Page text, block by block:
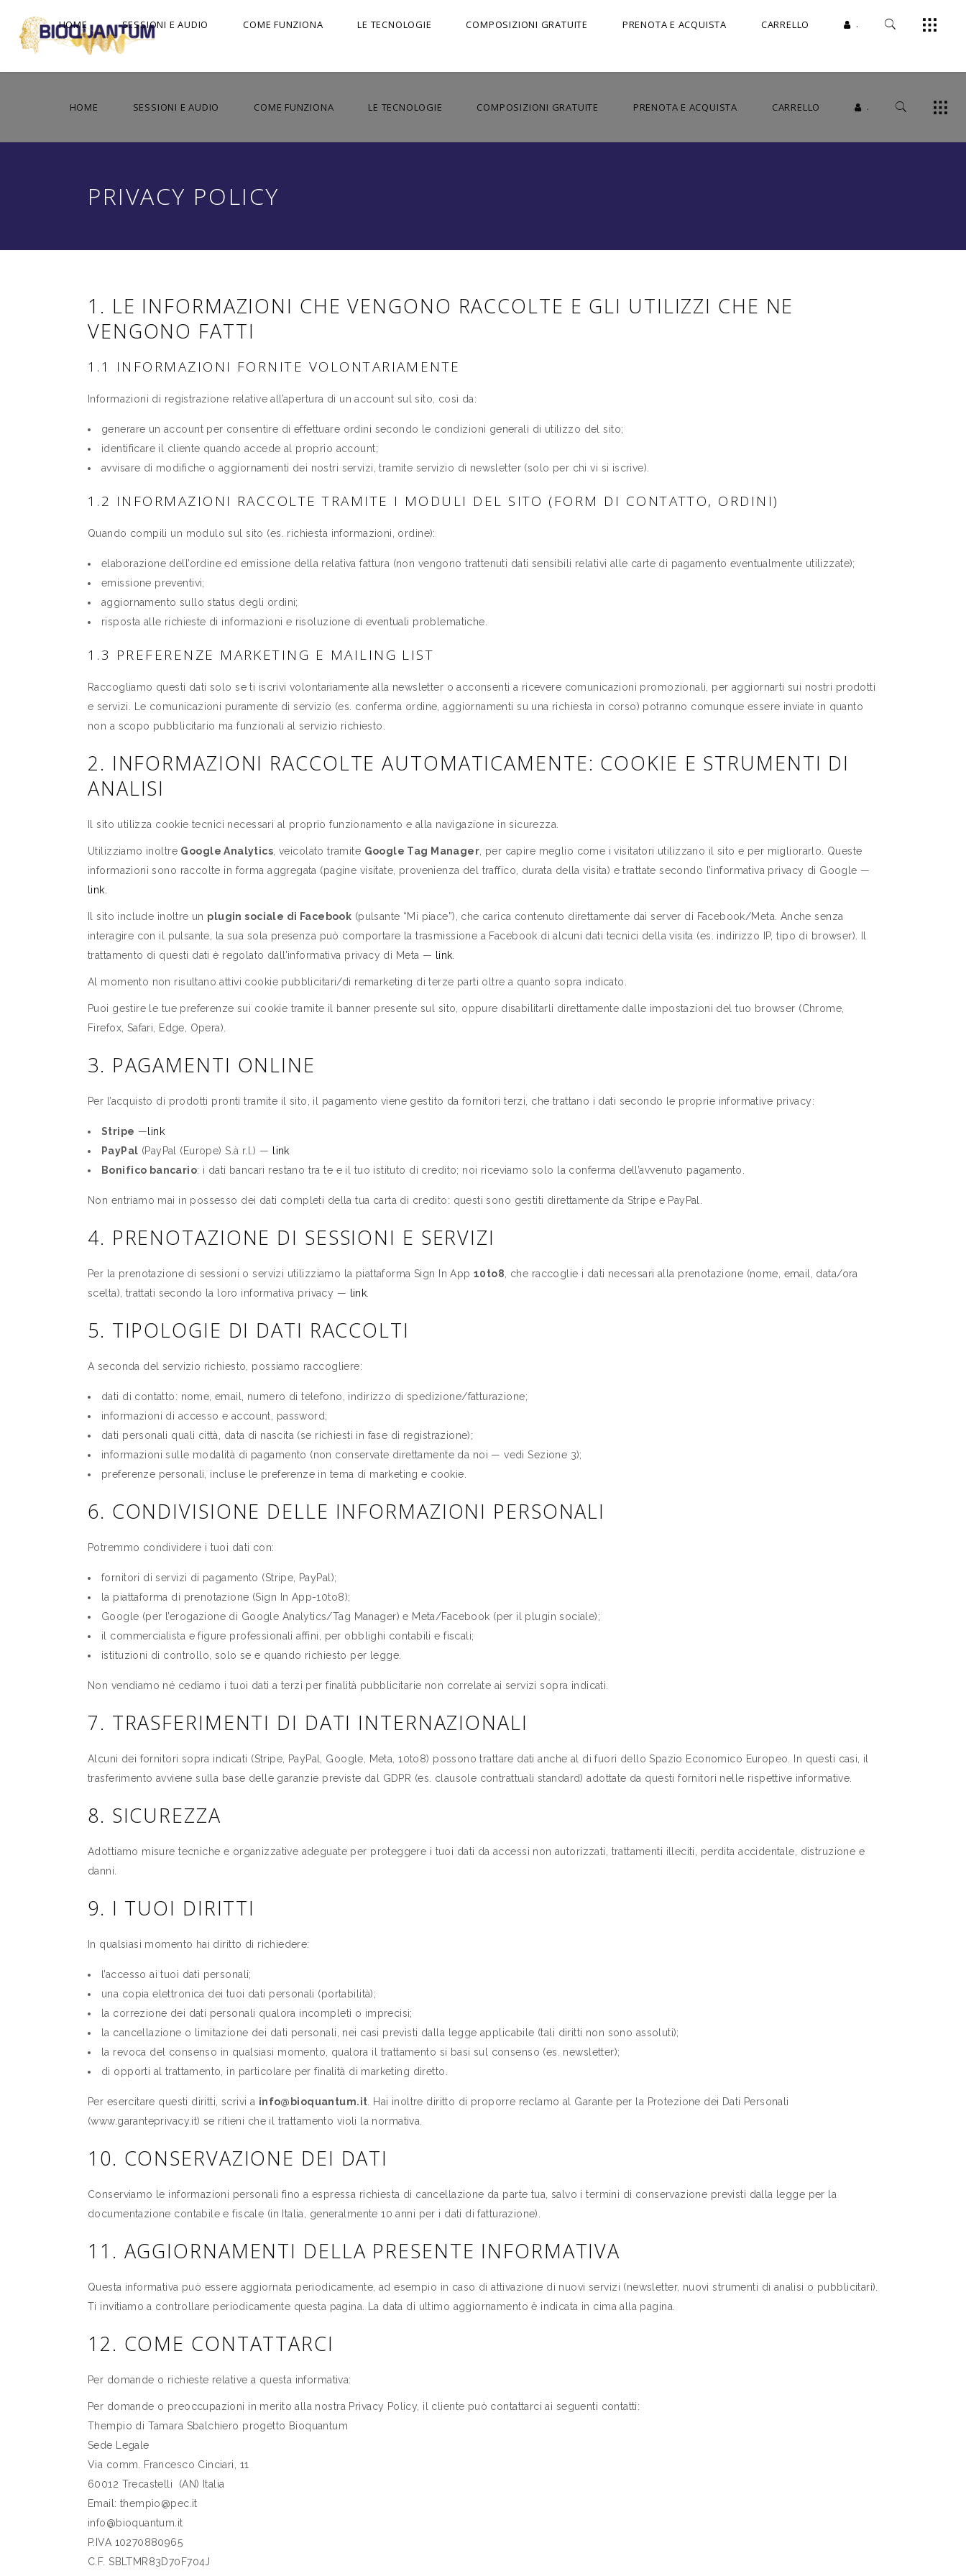
HOME SESSIONI E AUDIO COME FUNZIONA LE TECNOLOGIE COMPOSIZIONI GRATUITE PRENOTA E ACQUISTA CARRELLO .
HOME SESSIONI E AUDIO COME FUNZIONA LE TECNOLOGIE COMPOSIZIONI GRATUITE PRENOTA E ACQUISTA CARRELLO .
PRIVACY POLICY
1. LE INFORMAZIONI CHE VENGONO RACCOLTE E GLI UTILIZZI CHE NE
VENGONO FATTI
1.1 INFORMAZIONI FORNITE VOLONTARIAMENTE
Informazioni di registrazione relative all’apertura di un account sul sito, così da:
generare un account per consentire di effettuare ordini secondo le condizioni generali di utilizzo del sito;
identificare il cliente quando accede al proprio account;
avvisare di modifiche o aggiornamenti dei nostri servizi, tramite servizio di newsletter (solo per chi vi si iscrive).
1.2 INFORMAZIONI RACCOLTE TRAMITE I MODULI DEL SITO (FORM DI CONTATTO, ORDINI)
Quando compili un modulo sul sito (es. richiesta informazioni, ordine):
elaborazione dell’ordine ed emissione della relativa fattura (non vengono trattenuti dati sensibili relativi alle carte di pagamento eventualmente utilizzate);
emissione preventivi;
aggiornamento sullo status degli ordini;
risposta alle richieste di informazioni e risoluzione di eventuali problematiche.
1.3 PREFERENZE MARKETING E MAILING LIST
Raccogliamo questi dati solo se ti iscrivi volontariamente alla newsletter o acconsenti a ricevere comunicazioni promozionali, per aggiornarti sui nostri prodotti
e servizi. Le comunicazioni puramente di servizio (es. conferma ordine, aggiornamenti su una richiesta in corso) potranno comunque essere inviate in quanto
non a scopo pubblicitario ma funzionali al servizio richiesto.
2. INFORMAZIONI RACCOLTE AUTOMATICAMENTE: COOKIE E STRUMENTI DI
ANALISI
Il sito utilizza cookie tecnici necessari al proprio funzionamento e alla navigazione in sicurezza.
Utilizziamo inoltre Google Analytics , veicolato tramite Google Tag Manager , per capire meglio come i visitatori utilizzano il sito e per migliorarlo. Queste
informazioni sono raccolte in forma aggregata (pagine visitate, provenienza del traffico, durata della visita) e trattate secondo l’informativa privacy di Google —
link.
Il sito include inoltre un plugin sociale di Facebook (pulsante “Mi piace”), che carica contenuto direttamente dai server di Facebook/Meta. Anche senza
interagire con il pulsante, la sua sola presenza può comportare la trasmissione a Facebook di alcuni dati tecnici della visita (es. indirizzo IP, tipo di browser). Il
trattamento di questi dati è regolato dall’informativa privacy di Meta —
link
Al momento non risultano attivi cookie pubblicitari/di remarketing di terze parti oltre a quanto sopra indicato.
Puoi gestire le tue preferenze sui cookie tramite il banner presente sul sito, oppure disabilitarli direttamente dalle impostazioni del tuo browser (Chrome,
Firefox, Safari, Edge, Opera).
3. PAGAMENTI ONLINE
Per l’acquisto di prodotti pronti tramite il sito, il pagamento viene gestito da fornitori terzi, che trattano i dati secondo le proprie informative privacy:
Stripe — link
PayPal (PayPal (Europe) S.à r.l.) —
link
Bonifico bancario: i dati bancari restano tra te e il tuo istituto di credito; noi riceviamo solo la conferma dell’avvenuto pagamento.
Non entriamo mai in possesso dei dati completi della tua carta di credito: questi sono gestiti direttamente da Stripe e PayPal.
4. PRENOTAZIONE DI SESSIONI E SERVIZI
Per la prenotazione di sessioni o servizi utilizziamo la piattaforma Sign In App10to8 , che raccoglie i dati necessari alla prenotazione (nome, email, data/ora
scelta), trattati secondo la loro informativa privacy —
link
5. TIPOLOGIE DI DATI RACCOLTI
A seconda del servizio richiesto, possiamo raccogliere:
dati di contatto: nome, email, numero di telefono, indirizzo di spedizione/fatturazione;
informazioni di accesso e account, password;
dati personali quali città, data di nascita (se richiesti in fase di registrazione);
informazioni sulle modalità di pagamento (non conservate direttamente da noi — vedi Sezione 3);
preferenze personali, incluse le preferenze in tema di marketing e cookie.
6. CONDIVISIONE DELLE INFORMAZIONI PERSONALI
Potremmo condividere i tuoi dati con:
fornitori di servizi di pagamento (Stripe, PayPal);
la piattaforma di prenotazione (Sign In App-10to8);
Google (per l’erogazione di Google Analytics/Tag Manager) e Meta/Facebook (per il plugin sociale);
il commercialista e figure professionali affini, per obblighi contabili e fiscali;
istituzioni di controllo, solo se e quando richiesto per legge.
Non vendiamo né cediamo i tuoi dati a terzi per finalità pubblicitarie non correlate ai servizi sopra indicati.
7. TRASFERIMENTI DI DATI INTERNAZIONALI
Alcuni dei fornitori sopra indicati (Stripe, PayPal, Google, Meta, 10to8) possono trattare dati anche al di fuori dello Spazio Economico Europeo. In questi casi, il
trasferimento avviene sulla base delle garanzie previste dal GDPR (es. clausole contrattuali standard) adottate da questi fornitori nelle rispettive informative.
8. SICUREZZA
Adottiamo misure tecniche e organizzative adeguate per proteggere i tuoi dati da accessi non autorizzati, trattamenti illeciti, perdita accidentale, distruzione e
danni.
9. I TUOI DIRITTI
In qualsiasi momento hai diritto di richiedere:
l’accesso ai tuoi dati personali;
una copia elettronica dei tuoi dati personali (portabilità);
la correzione dei dati personali qualora incompleti o imprecisi;
la cancellazione o limitazione dei dati personali, nei casi previsti dalla legge applicabile (tali diritti non sono assoluti);
la revoca del consenso in qualsiasi momento, qualora il trattamento si basi sul consenso (es. newsletter);
di opporti al trattamento, in particolare per finalità di marketing diretto.
Per esercitare questi diritti, scrivi a info@bioquantum.it . Hai inoltre diritto di proporre reclamo al Garante per la Protezione dei Dati Personali
(www.garanteprivacy.it) se ritieni che il trattamento violi la normativa.
10. CONSERVAZIONE DEI DATI
Conserviamo le informazioni personali fino a espressa richiesta di cancellazione da parte tua, salvo i termini di conservazione previsti dalla legge per la
documentazione contabile e fiscale (in Italia, generalmente 10 anni per i dati di fatturazione).
11. AGGIORNAMENTI DELLA PRESENTE INFORMATIVA
Questa informativa può essere aggiornata periodicamente, ad esempio in caso di attivazione di nuovi servizi (newsletter, nuovi strumenti di analisi o pubblicitari).
Ti invitiamo a controllare periodicamente questa pagina. La data di ultimo aggiornamento è indicata in cima alla pagina.
12. COME CONTATTARCI
Per domande o richieste relative a questa informativa:
Per domande o preoccupazioni in merito alla nostra Privacy Policy, il cliente può contattarci ai seguenti contatti:
Thempio di Tamara Sbalchiero progetto Bioquantum
Sede Legale
Via comm. Francesco Cinciari, 11
60012 Trecastelli (AN) Italia
Email: thempio@pec.it
info@bioquantum.it
P.IVA 10270880965
C.F. SBLTMR83D70F704J